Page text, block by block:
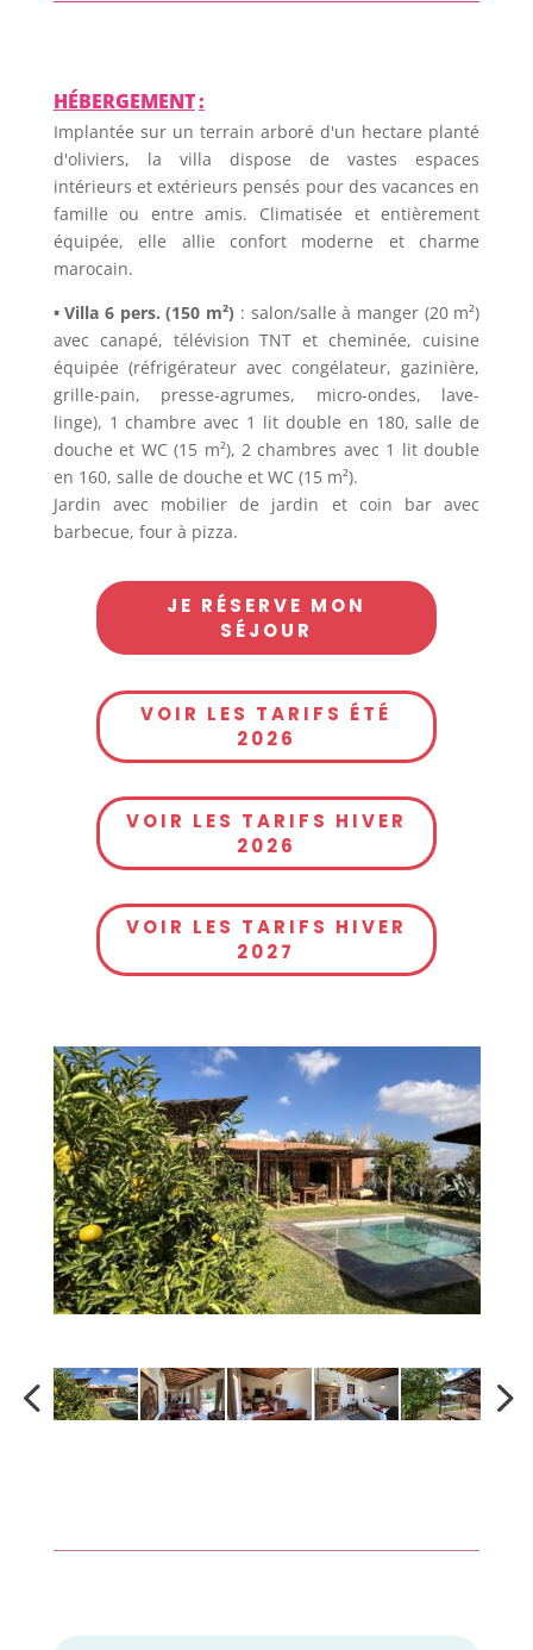
HÉBERGEMENT:
Implantée sur un terrain arboré d'un hectare planté
d'oliviers, la villa dispose de vastes espaces
intérieurs et extérieurs pensés pour des vacances en
famille ou entre amis. Climatisée et entièrement
équipée, elle allie confort moderne et charme
marocain.
• Villa 6 pers. (150 m²) : salon/salle à manger (20 m²)
avec canapé, télévision TNT et cheminée, cuisine
équipée (réfrigérateur avec congélateur, gazinière,
grille-pain, presse-agrumes, micro-ondes, lave-
linge), 1 chambre avec 1 lit double en 180, salle de
douche et WC (15 m²), 2 chambres avec 1 lit double
en 160, salle de douche et WC (15 m²).
Jardin avec mobilier de jardin et coin bar avec
barbecue, four à pizza.
JE RÉSERVE MON
SÉJOUR
VOIR LES TARIFS ÉTÉ
2026
VOIR LES TARIFS HIVER
2026
VOIR LES TARIFS HIVER
2027